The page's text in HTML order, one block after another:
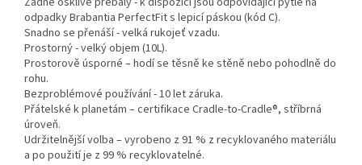
odpadky Brabantia PerfectFit s lepicí páskou (kód C).
Snadno se přenáší - velká rukojeť vzadu.
Prostorný - velký objem (10L).
Prostorově úsporné – hodí se těsně ke stěně nebo pohodlně do
rohu.
Bezproblémové používání - 10 let záruka.
Přátelské k planetám – certifikace Cradle-to-Cradle®, stříbrná
úroveň.
Udržitelnější volba – vyrobeno z 91 % z recyklovaného materiálu
a po použití je z 99 % recyklovatelné.